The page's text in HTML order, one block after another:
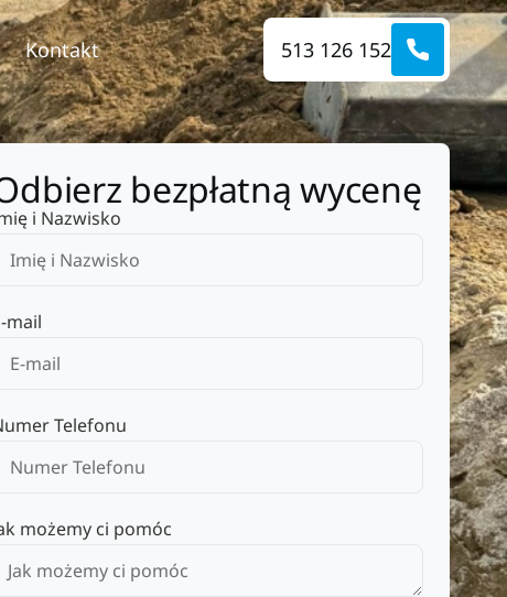
Kontakt 513 126 152
bezpłatną wycenę
i Nazwisko
mail
Telefonu
możemy ci pomóc